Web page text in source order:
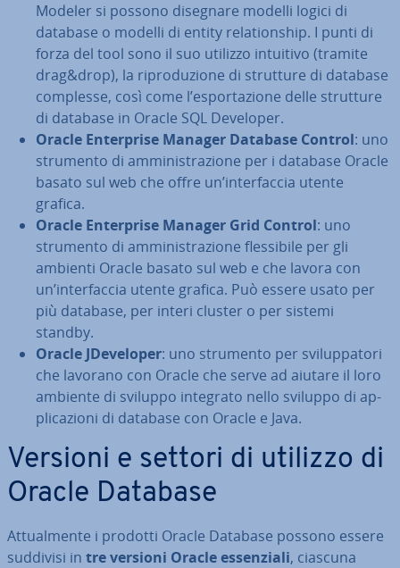
Modeler si possono disegnare modelli logici di
database o modelli di entity re­la­tion­ship. I punti di
forza del tool sono il suo utilizzo intuitivo (tramite
drag&drop), la ri­pro­du­zio­ne di strutture di database
complesse, così come l’espor­ta­zio­ne delle strutture
di database in Oracle SQL Developer.
Oracle En­ter­pri­se Manager Database Control: uno
strumento di am­mi­ni­stra­zio­ne per i database Oracle
basato sul web che offre un’in­ter­fac­cia utente
grafica.
Oracle En­ter­pri­se Manager Grid Control: uno
strumento di am­mi­ni­stra­zio­ne fles­si­bi­le per gli
ambienti Oracle basato sul web e che lavora con
un’in­ter­fac­cia utente grafica. Può essere usato per
più database, per interi cluster o per sistemi
standby.
Oracle JDe­ve­lo­per: uno strumento per svi­lup­pa­to­ri
che lavorano con Oracle che serve ad aiutare il loro
ambiente di sviluppo integrato nello sviluppo di ap­
pli­ca­zio­ni di database con Oracle e Java.
Versioni e settori di utilizzo di
Oracle Database
At­tual­men­te i prodotti Oracle Database possono essere
suddivisi in tre versioni Oracle es­sen­zia­li, ciascuna